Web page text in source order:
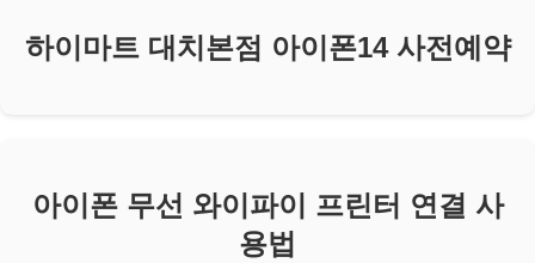
하이마트 대치본점 아이폰14 사전예약
아이폰 무선 와이파이 프린터 연결 사
용법